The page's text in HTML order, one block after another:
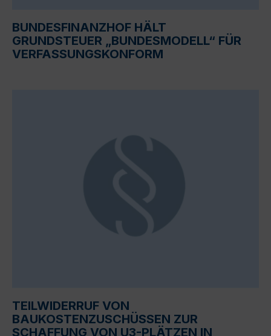
BUNDESFINANZHOF HÄLT
GRUNDSTEUER „BUNDESMODELL“ FÜR
VERFASSUNGSKONFORM
TEILWIDERRUF VON
BAUKOSTENZUSCHÜSSEN ZUR
SCHAFFUNG VON U3-PLÄTZEN IN